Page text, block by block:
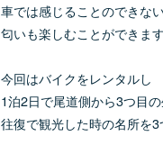
車では感じることのできない
匂いも楽しむことができます
今回はバイクをレンタルし
1泊2日で尾道側から3つ目
往復で観光した時の名所を3